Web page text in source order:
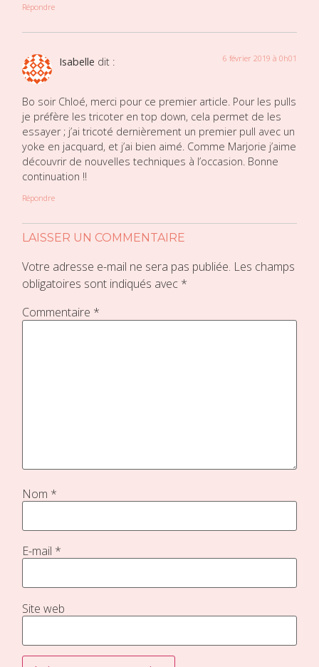
Répondre
Isabelle dit : 6 février 2019 à 0h01
Bo soir Chloé, merci pour ce premier article. Pour les pulls
je préfère les tricoter en top down, cela permet de les
essayer ; j’ai tricoté dernièrement un premier pull avec un
yoke en jacquard, et j’ai bien aimé. Comme Marjorie j’aime
découvrir de nouvelles techniques à l’occasion. Bonne
continuation !!
Répondre
LAISSER UN COMMENTAIRE
Votre adresse e-mail ne sera pas publiée. Les champs
obligatoires sont indiqués avec *
Commentaire *
Nom *
E-mail *
Site web